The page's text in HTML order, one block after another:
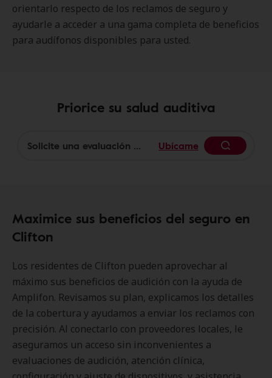
orientarlo respecto de los reclamos de seguro y
ayudarle a acceder a una gama completa de beneficios
para audífonos disponibles para usted.
Priorice su salud auditiva
Ubícame
Maximice sus beneficios del seguro en
Clifton
Los residentes de Clifton pueden aprovechar al
máximo sus beneficios de audición con la ayuda de
Amplifon. Revisamos su plan, explicamos los detalles
de la cobertura y ayudamos a enviar los reclamos con
precisión. Al conectarlo con proveedores locales, le
aseguramos un acceso sin inconvenientes a
evaluaciones de audición, atención clínica,